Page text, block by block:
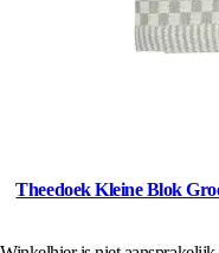
Theedoek Kleine Blok